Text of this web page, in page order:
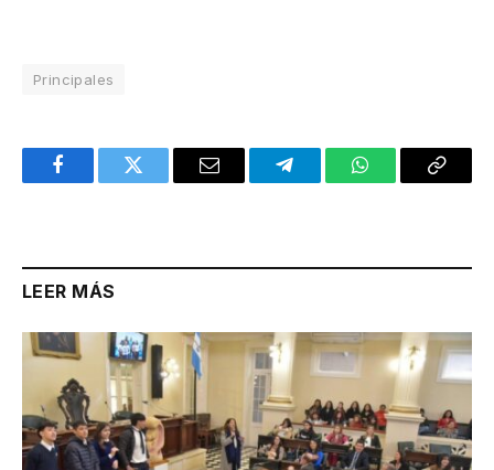
Principales
FacebookTwitter Email TelegramWhatsAppCopy
LEER MÁS